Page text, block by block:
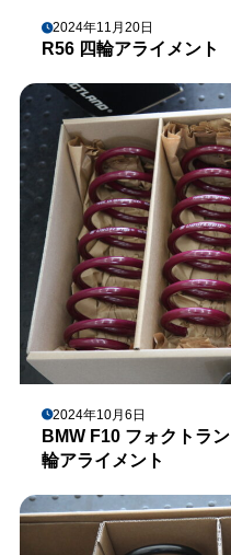
2024年11月20日
R56 四輪アライメント
2024年10月6日
BMW F10 フォクトラ
輪アライメント